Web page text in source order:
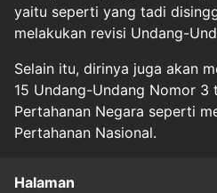
yaitu seperti yang tadi
melakukan revisi Undang-
Selain itu, dirinya juga akan
15 Undang-Undang Nomor 3
Pertahanan Negara seperti
Pertahanan Nasional.
Halaman